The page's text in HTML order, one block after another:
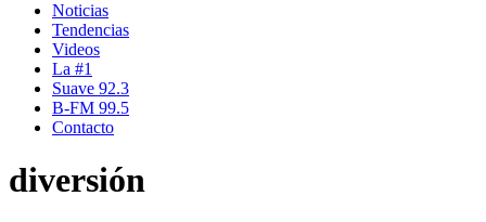
Noticias
Tendencias
Videos
La #1
Suave 92.3
B-FM 99.5
Contacto
diversión